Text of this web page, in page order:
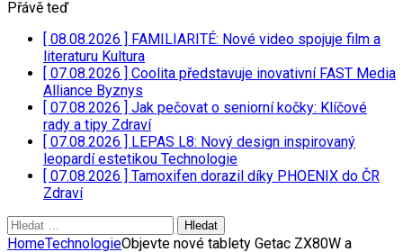
Přávě teď
[ 08.08.2026 ] FAMILIARITÉ: Nové video spojuje film a
literaturu Kultura
[ 07.08.2026 ] Coolita představuje inovativní FAST Media
Alliance Byznys
[ 07.08.2026 ] Jak pečovat o seniorní kočky: Klíčové
rady a tipy Zdraví
[ 07.08.2026 ] LEPAS L8: Nový design inspirovaný
leopardí estetikou Technologie
[ 07.08.2026 ] Tamoxifen dorazil díky PHOENIX do ČR
Zdraví
Vyhledávání
HomeTechnologieObjevte nové tablety Getac ZX80W a